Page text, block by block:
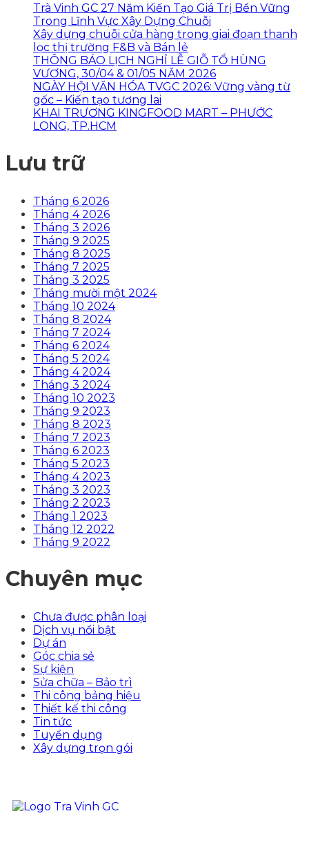
Trà Vinh GC 27 Năm Kiến Tạo Giá Trị Bền Vững
Trong Lĩnh Vực Xây Dựng Chuỗi
Xây dựng chuỗi cửa hàng trong giai đoạn thanh
lọc thị trường F&B và Bán lẻ
THÔNG BÁO LỊCH NGHỈ LỄ GIỖ TỔ HÙNG
VƯƠNG, 30/04 & 01/05 NĂM 2026
NGÀY HỘI VĂN HÓA TVGC 2026: Vững vàng từ
gốc – Kiến tạo tương lai
KHAI TRƯƠNG KINGFOOD MART – PHƯỚC
LONG, TP.HCM
Lưu trữ
Tháng 6 2026
Tháng 4 2026
Tháng 3 2026
Tháng 9 2025
Tháng 8 2025
Tháng 7 2025
Tháng 3 2025
Tháng mười một 2024
Tháng 10 2024
Tháng 8 2024
Tháng 7 2024
Tháng 6 2024
Tháng 5 2024
Tháng 4 2024
Tháng 3 2024
Tháng 10 2023
Tháng 9 2023
Tháng 8 2023
Tháng 7 2023
Tháng 6 2023
Tháng 5 2023
Tháng 4 2023
Tháng 3 2023
Tháng 2 2023
Tháng 1 2023
Tháng 12 2022
Tháng 9 2022
Chuyên mục
Chưa được phân loại
Dịch vụ nổi bật
Dự án
Góc chia sẻ
Sự kiện
Sửa chữa – Bảo trì
Thi công bảng hiệu
Thiết kế thi công
Tin tức
Tuyển dụng
Xây dựng trọn gói